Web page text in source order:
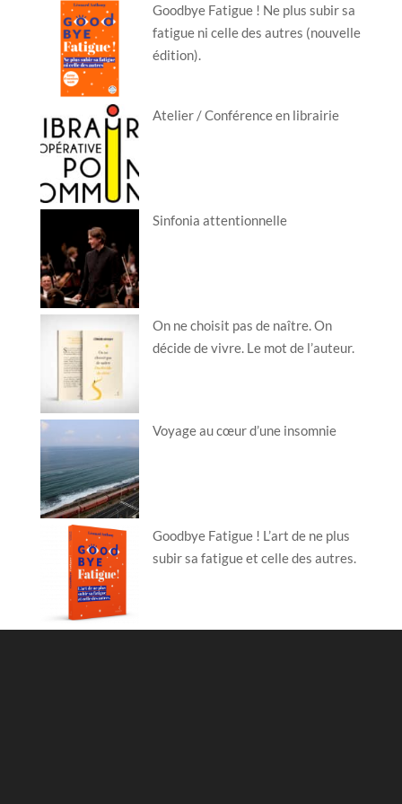
Goodbye Fatigue ! Ne plus subir sa
fatigue ni celle des autres (nouvelle
édition).
Atelier / Conférence en librairie
Sinfonia attentionnelle
On ne choisit pas de naître. On
décide de vivre. Le mot de l’auteur.
Voyage au cœur d’une insomnie
Goodbye Fatigue ! L’art de ne plus
subir sa fatigue et celle des autres.